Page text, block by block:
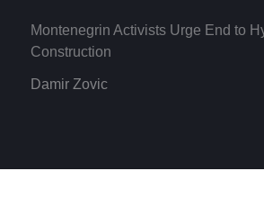
Montenegrin Activists Urge End to
Construction
Damir Zovic